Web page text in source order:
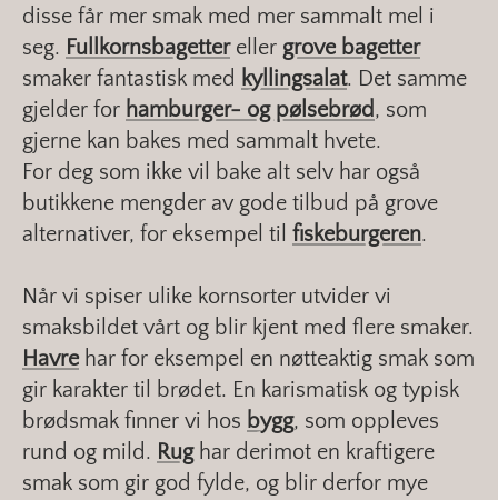
disse får mer smak med mer sammalt mel i
seg. Fullkornsbagettereller grove bagetter
smaker fantastisk med kyllingsalat. Det samme
gjelder for hamburger- og pølsebrød, som
gjerne kan bakes med sammalt hvete.
For deg som ikke vil bake alt selv har også
butikkene mengder av gode tilbud på grove
alternativer, for eksempel til fiskeburgeren.
Når vi spiser ulike kornsorter utvider vi
smaksbildet vårt og blir kjent med flere smaker.
Havrehar for eksempel en nøtteaktig smak som
gir karakter til brødet. En karismatisk og typisk
brødsmak finner vi hos bygg, som oppleves
rund og mild. Rughar derimot en kraftigere
smak som gir god fylde, og blir derfor mye